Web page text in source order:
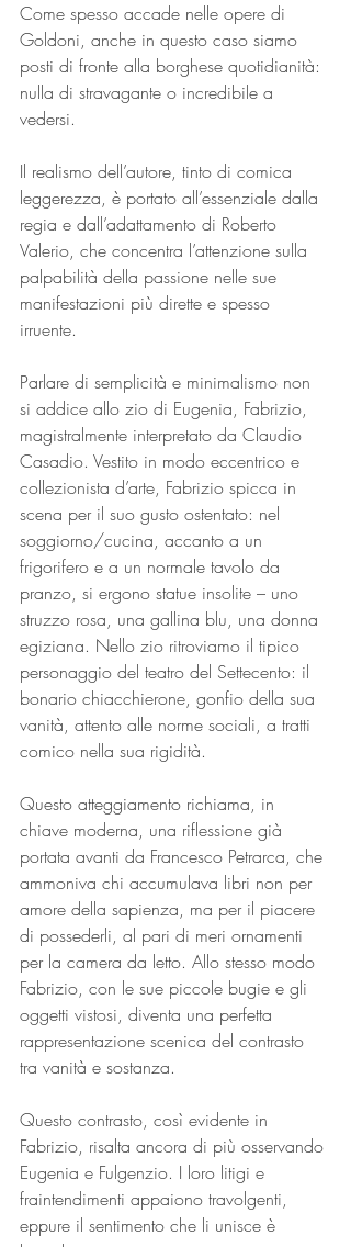
Come spesso accade nelle opere di
Goldoni, anche in questo caso siamo
posti di fronte alla borghese quotidianità:
nulla di stravagante o incredibile a
vedersi.
Il realismo dell’autore, tinto di comica
leggerezza, è portato all’essenziale dalla
regia e dall’adattamento di Roberto
Valerio, che concentra l’attenzione sulla
palpabilità della passione nelle sue
manifestazioni più dirette e spesso
irruente.
Parlare di semplicità e minimalismo non
si addice allo zio di Eugenia, Fabrizio,
magistralmente interpretato da Claudio
Casadio. Vestito in modo eccentrico e
collezionista d’arte, Fabrizio spicca in
scena per il suo gusto ostentato: nel
soggiorno/cucina, accanto a un
frigorifero e a un normale tavolo da
pranzo, si ergono statue insolite – uno
struzzo rosa, una gallina blu, una donna
egiziana. Nello zio ritroviamo il tipico
personaggio del teatro del Settecento: il
bonario chiacchierone, gonfio della sua
vanità, attento alle norme sociali, a tratti
comico nella sua rigidità.
Questo atteggiamento richiama, in
chiave moderna, una riflessione già
portata avanti da Francesco Petrarca, che
ammoniva chi accumulava libri non per
amore della sapienza, ma per il piacere
di possederli, al pari di meri ornamenti
per la camera da letto. Allo stesso modo
Fabrizio, con le sue piccole bugie e gli
oggetti vistosi, diventa una perfetta
rappresentazione scenica del contrasto
tra vanità e sostanza.
Questo contrasto, così evidente in
Fabrizio, risalta ancora di più osservando
Eugenia e Fulgenzio. I loro litigi e
fraintendimenti appaiono travolgenti,
eppure il sentimento che li unisce è